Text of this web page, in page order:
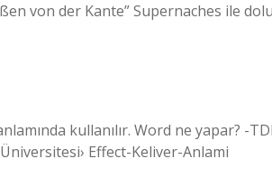
Effect-Keliver-Anlami